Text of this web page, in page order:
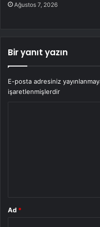
Ağustos 7, 2026
Bir yanıt yazın
E-posta adresiniz
işaretlenmişlerdir
Ad *